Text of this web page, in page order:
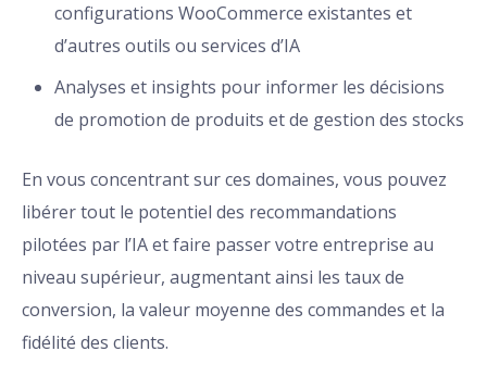
configurations WooCommerce existantes et
d’autres outils ou services d’IA
Analyses et insights pour informer les décisions
de promotion de produits et de gestion des stocks
En vous concentrant sur ces domaines, vous pouvez
libérer tout le potentiel des recommandations
pilotées par l’IA et faire passer votre entreprise au
niveau supérieur, augmentant ainsi les taux de
conversion, la valeur moyenne des commandes et la
fidélité des clients.